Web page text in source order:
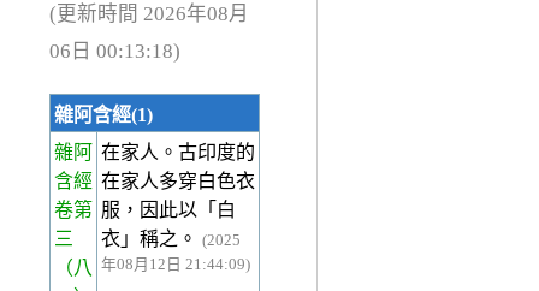
(更新時間 2026年08月
06日 00:13:18)
雜阿含經(1)
雜阿
含經
卷第
三
（八
在家人。古印度的
在家人多穿白色衣
服，因此以「白
衣」稱之。
(2025
年08月12日 21:44:09)